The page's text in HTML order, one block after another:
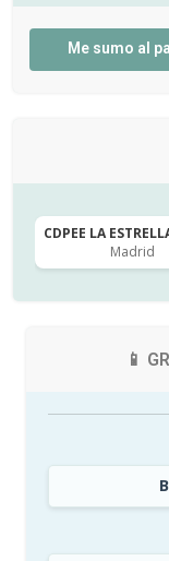
Me sumo al
CDPEE LA
Madrid
📱